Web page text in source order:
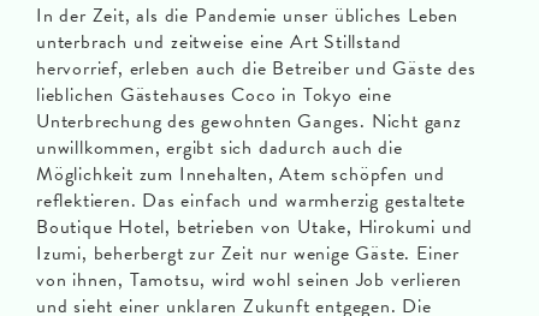
In der Zeit, als die Pandemie unser übliches Leben
unterbrach und zeitweise eine Art Stillstand
hervorrief, erleben auch die Betreiber und Gäste des
lieblichen Gästehauses Coco in Tokyo eine
Unterbrechung des gewohnten Ganges. Nicht ganz
unwillkommen, ergibt sich dadurch auch die
Möglichkeit zum Innehalten, Atem schöpfen und
reflektieren. Das einfach und warmherzig gestaltete
Boutique Hotel, betrieben von Utake, Hirokumi und
Izumi, beherbergt zur Zeit nur wenige Gäste. Einer
von ihnen, Tamotsu, wird wohl seinen Job verlieren
und sieht einer unklaren Zukunft entgegen. Die